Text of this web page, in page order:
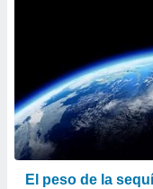
El peso de la